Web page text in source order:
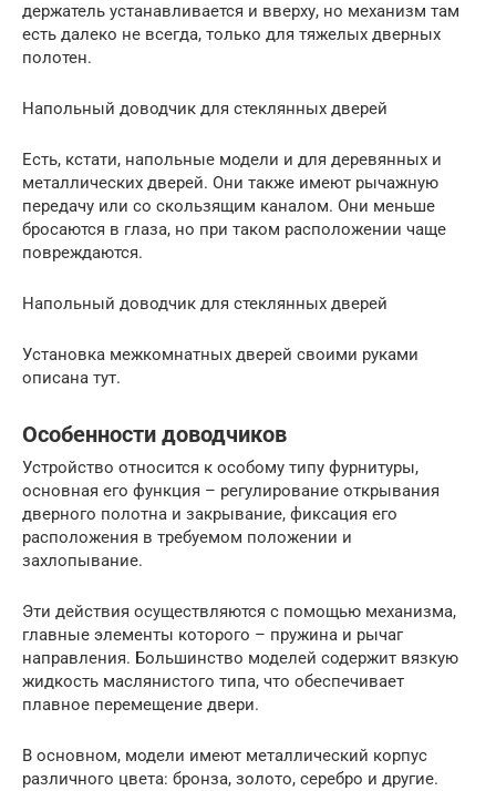
держатель устанавливается и вверху, но механизм там
есть далеко не всегда, только для тяжелых дверных
полотен.
Напольный доводчик для стеклянных дверей
Есть, кстати, напольные модели и для деревянных и
металлических дверей. Они также имеют рычажную
передачу или со скользящим каналом. Они меньше
бросаются в глаза, но при таком расположении чаще
повреждаются.
Напольный доводчик для стеклянных дверей
Установка межкомнатных дверей своими руками
описана тут.
Особенности доводчиков
Устройство относится к особому типу фурнитуры,
основная его функция – регулирование открывания
дверного полотна и закрывание, фиксация его
расположения в требуемом положении и
захлопывание.
Эти действия осуществляются с помощью механизма,
главные элементы которого – пружина и рычаг
направления. Большинство моделей содержит вязкую
жидкость маслянистого типа, что обеспечивает
плавное перемещение двери.
В основном, модели имеют металлический корпус
различного цвета: бронза, золото, серебро и другие.